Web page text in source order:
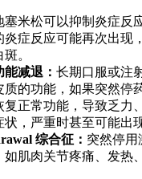
塞米松可以抑制炎症反
炎症反应可能再次出现
。
减退： 长期口服或注
质的功能，如果突然停
复正常功能，导致乏力
，严重时甚至可能出
综合征： 突然停用
肌肉关节疼痛、发热